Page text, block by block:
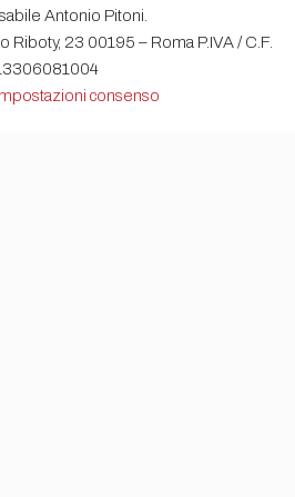
Antonio Pitoni.
Riboty, 23 00195 – Roma P.IVA / C.F.
consenso